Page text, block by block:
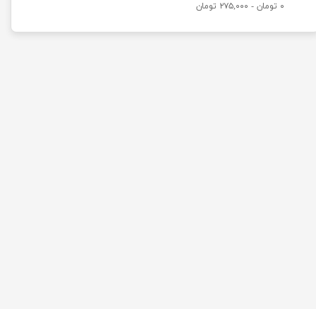
۰ تومان - ۲۷۵,۰۰۰ تومان